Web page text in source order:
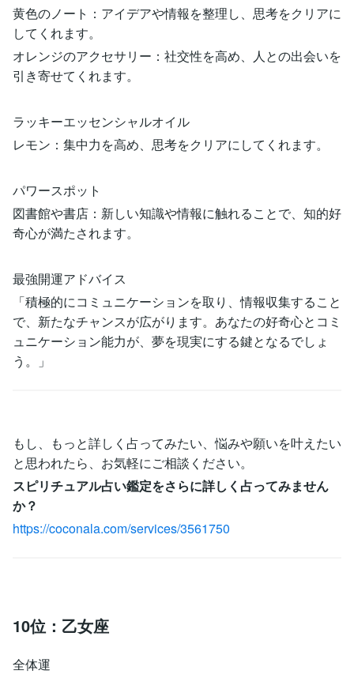
黄色のノート：アイデアや情報を整理し、思考をクリアに
してくれます。
オレンジのアクセサリー：社交性を高め、人との出会いを
引き寄せてくれます。
ラッキーエッセンシャルオイル
レモン：集中力を高め、思考をクリアにしてくれます。
パワースポット
図書館や書店：新しい知識や情報に触れることで、知的好
奇心が満たされます。
最強開運アドバイス
「積極的にコミュニケーションを取り、情報収集すること
で、新たなチャンスが広がります。あなたの好奇心とコミ
ュニケーション能力が、夢を現実にする鍵となるでしょ
う。」
もし、もっと詳しく占ってみたい、悩みや願いを叶えたい
と思われたら、お気軽にご相談ください。
スピリチュアル占い鑑定をさらに詳しく占ってみません
か？
https://coconala.com/services/3561750
10位：乙女座
全体運